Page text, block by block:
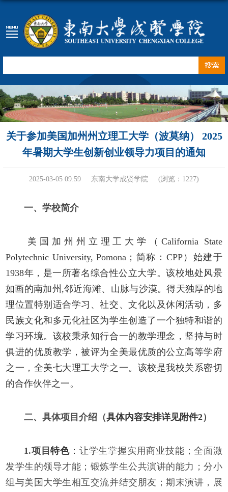
关于参加美国加州州立理工大学（波莫纳） 2025
年暑期大学生创新创业领导力项目的通知
2025-03-05 09:59 东南大学成贤学院 (浏览： 1227)
一、 学校简介
美国加州州立理工大学（California State
Polytechnic University, Pomona；简称：CPP）始建于
1938年，是一所著名综合性公立大学。该校地处风景
如画的南加州,邻近海滩、山脉与沙漠。得天独厚的地
理位置特别适合学习、社交、文化以及休闲活动，多
民族文化和多元化社区为学生创造了一个独特和谐的
学习环境。该校秉承知行合一的教学理念，坚持与时
俱进的优质教学，被评为全美最优质的公立高等学府
之一，全美七大理工大学之一。该校是我校关系密切
的合作伙伴之一。
二、 具体项目介绍 （具体内容安排详见附件2）
1.项目特色 ： 让学生掌握实用商业技能；全面激
发学生的领导才能 ； 锻炼学生公共演讲的能力 ； 分小
组与美国大学生相互交流并结交朋友 ； 期末演讲，展